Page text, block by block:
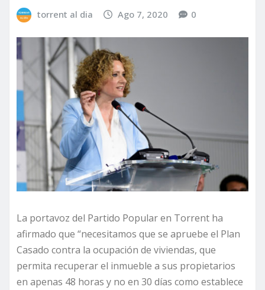
torrent al dia Ago 7, 2020 0
La portavoz del Partido Popular en Torrent ha
afirmado que “necesitamos que se apruebe el Plan
Casado contra la ocupación de viviendas, que
permita recuperar el inmueble a sus propietarios
en apenas 48 horas y no en 30 días como establece